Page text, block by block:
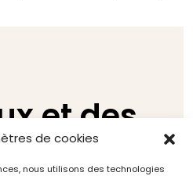
de cookies
nous utilisons des technologies
et des